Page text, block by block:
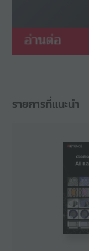
รายการที่แนะนำ